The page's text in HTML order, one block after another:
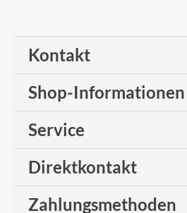
Kontakt
Shop-Informationen
Service
Direktkontakt
Zahlungsmethoden